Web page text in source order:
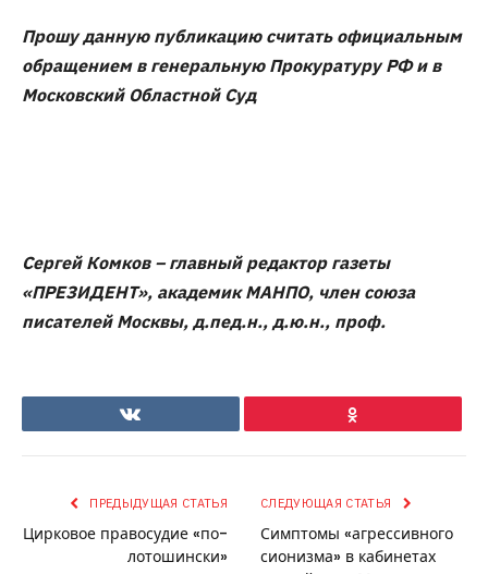
Прошу данную публикацию считать официальным
обращением в генеральную Прокуратуру РФ и в
Московский Областной Суд
Сергей Комков –главный редактор газеты
«ПРЕЗИДЕНТ», академик МАНПО, член союза
писателей Москвы, д.пед.н., д.ю.н., проф.
Ok
ПРЕДЫДУЩАЯ СТАТЬЯ
Цирковое правосудие «по-
лотошински»
СЛЕДУЮЩАЯ СТАТЬЯ
Симптомы «агрессивного
сионизма» в кабинетах